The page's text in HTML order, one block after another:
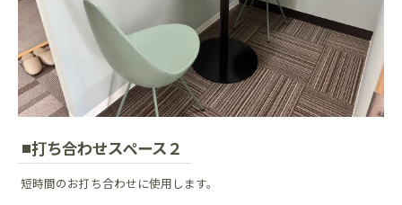
打ち合わせスペース２
短時間のお打ち合わせに使用します。